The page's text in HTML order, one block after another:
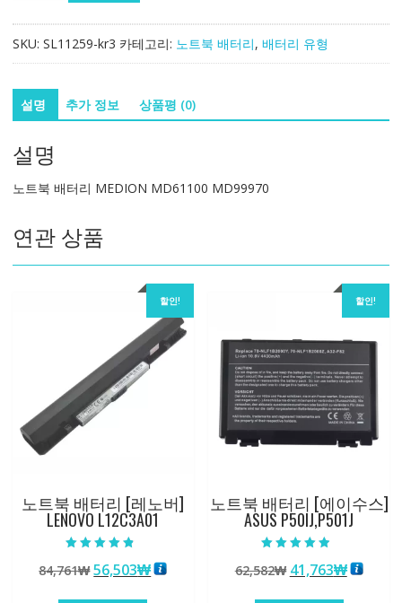
터
MEDION
MD61100
수
SKU: SL11259-kr3 카테고리: 노트북 배터리, 배터리 유형
설명 추가 정보 상품평 (0)
설명
노트북 배터리 MEDION MD61100 MD99970
연관 상품
할인!
노트북 배터리 [레노버]
LENOVO L12C3A01
4.50
로 평가됨
84,761₩원
56,503₩현
할인!
노트북 배터리 [에이수스]
ASUS P50IJ,P501J
4.50
로 평가됨
62,582₩ 원
41,763₩현